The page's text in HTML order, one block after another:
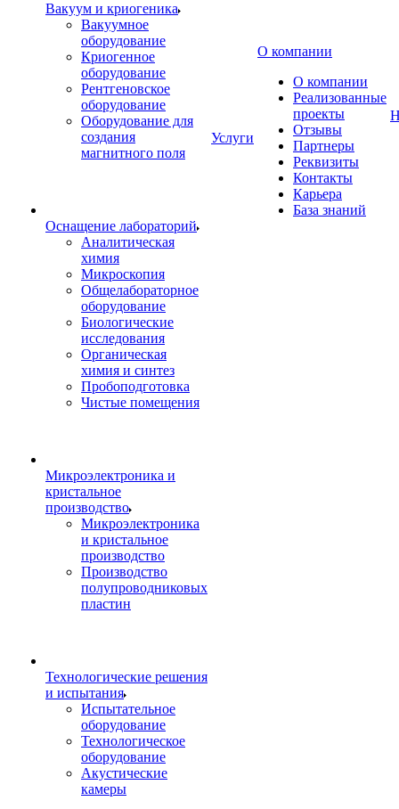
Вакуум и криогеника
Вакуумное
оборудование
Криогенное
оборудование
Рентгеновское
оборудование
Оборудование для
создания
магнитного поля
Оснащение лабораторий
Аналитическая
химия
Микроскопия
Общелабораторное
оборудование
Биологические
исследования
Органическая
химия и синтез
Пробоподготовка
Чистые помещения
Микроэлектроника и
кристальное
производство
Микроэлектроника
и кристальное
производство
Производство
полупроводниковых
пластин
Технологические решения
и испытания
Испытательное
оборудование
Технологическое
оборудование
Акустические
камеры
Услуги
О компании
О компании
Реализованные
проекты
Отзывы
Партнеры
Реквизиты
Контакты
Карьера
База знаний